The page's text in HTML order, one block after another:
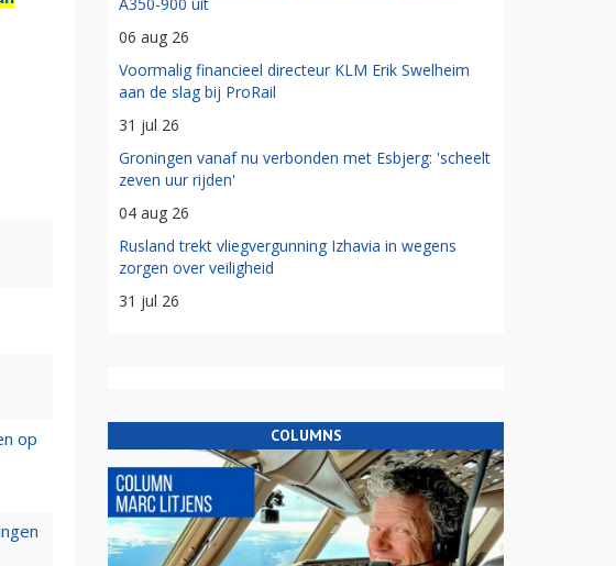
op
06 aug 26
Voormalig financieel directeur KLM Erik Swelheim
aan de slag bij ProRail
31 jul 26
Groningen vanaf nu verbonden met Esbjerg: 'scheelt
zeven uur rijden'
04 aug 26
Rusland trekt vliegvergunning Izhavia in wegens
zorgen over veiligheid
31 jul 26
COLUMNS